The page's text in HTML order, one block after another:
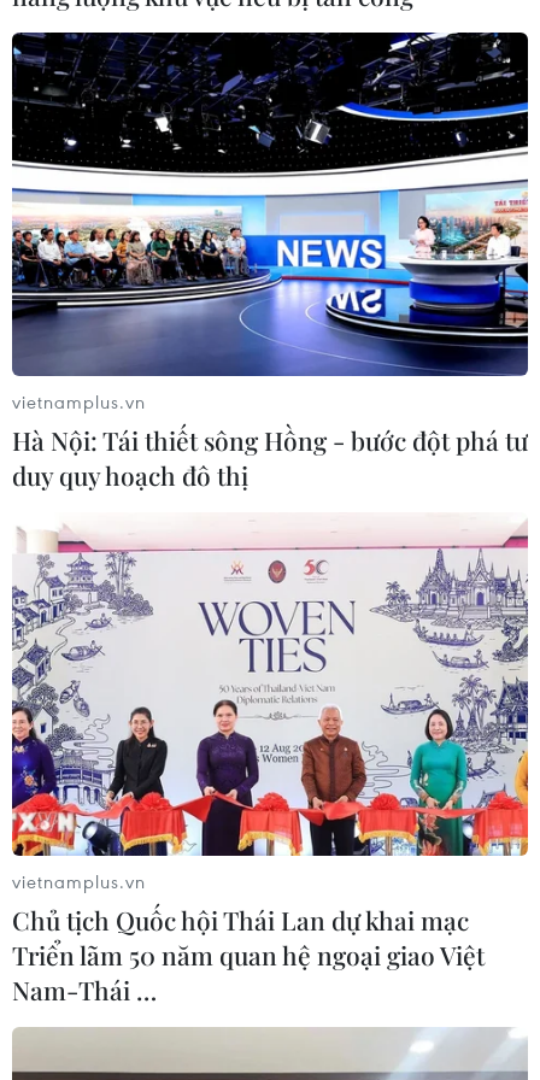
#Visa #Rodrigo Duterte
#Trung Quốc-Philippines
#Hoàng Nham
Philippines
Trung Quốc
TIN LIÊN QUAN
vietnamplus.vn
Hà Nội: Tái thiết sông Hồng - bước đột phá tư
duy quy hoạch đô thị
vietnamplus.vn
Chủ tịch Quốc hội Thái Lan dự khai mạc
Triển lãm 50 năm quan hệ ngoại giao Việt
Nam-Thái …